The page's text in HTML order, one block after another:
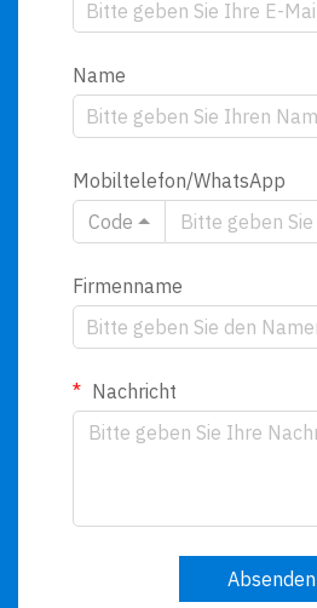
Name
Mobiltelefon/WhatsApp
Code
Firmenname
Nachricht
Absenden